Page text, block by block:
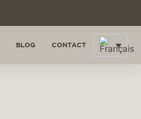
BLOG CONTACT